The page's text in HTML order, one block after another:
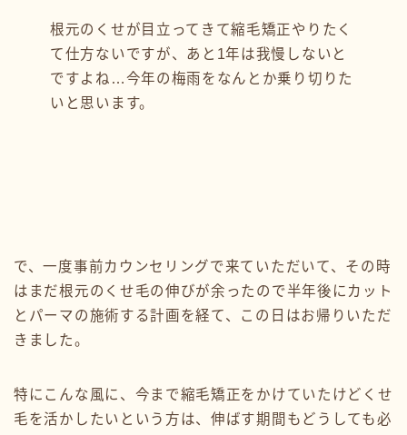
根元のくせが目立ってきて縮毛矯正やりたく
て仕方ないですが、あと1年は我慢しないと
ですよね…今年の梅雨をなんとか乗り切りた
いと思います。
で、一度事前カウンセリングで来ていただいて、その時
はまだ根元のくせ毛の伸びが余ったので半年後にカット
とパーマの施術する計画を経て、この日はお帰りいただ
きました。
特にこんな風に、今まで縮毛矯正をかけていたけどくせ
毛を活かしたいという方は、伸ばす期間もどうしても必